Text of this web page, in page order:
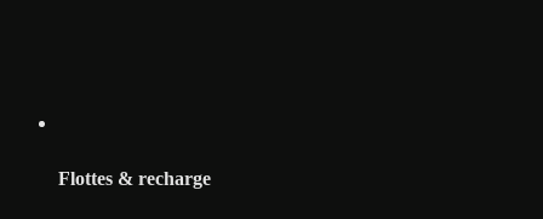
Flottes & recharge